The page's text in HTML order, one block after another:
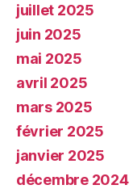
juillet 2025
juin 2025
mai 2025
avril 2025
mars 2025
février 2025
janvier 2025
décembre 2024